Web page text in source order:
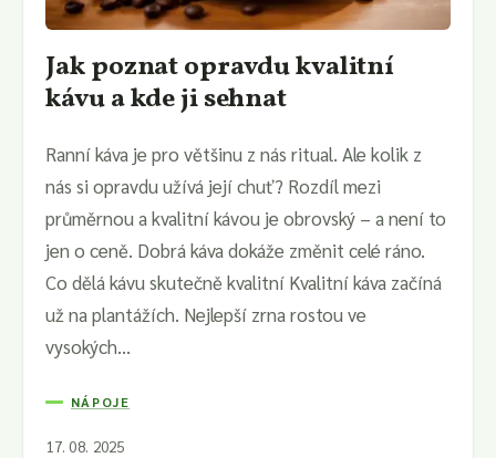
Jak poznat opravdu kvalitní
kávu a kde ji sehnat
Ranní káva je pro většinu z nás ritual. Ale kolik z
nás si opravdu užívá její chuť? Rozdíl mezi
průměrnou a kvalitní kávou je obrovský – a není to
jen o ceně. Dobrá káva dokáže změnit celé ráno.
Co dělá kávu skutečně kvalitní Kvalitní káva začíná
už na plantážích. Nejlepší zrna rostou ve
vysokých...
NÁPOJE
17. 08. 2025